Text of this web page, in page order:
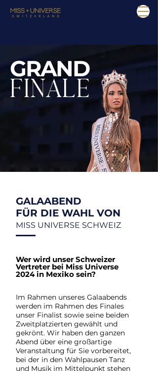
GALAABEND
FÜR DIE WAHL VON
MISS UNIVERSE SCHWEIZ
Wer wird unser Schweizer
Vertreter bei Miss Universe
2024 in Mexiko sein?
Im Rahmen unseres Galaabends
werden im Rahmen des Finales
unser Finalist sowie seine beiden
Zweitplatzierten gewählt und
gekrönt. Wir haben den ganzen
Abend über eine großartige
Veranstaltung für Sie vorbereitet,
bei der in den Wahlpausen Tanz
und Musik im Mittelpunkt stehen
GRAND
FINALE